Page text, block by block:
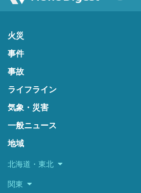
火災
事件
事故
ライフライン
気象・災害
一般ニュース
地域
北海道・東北
関東